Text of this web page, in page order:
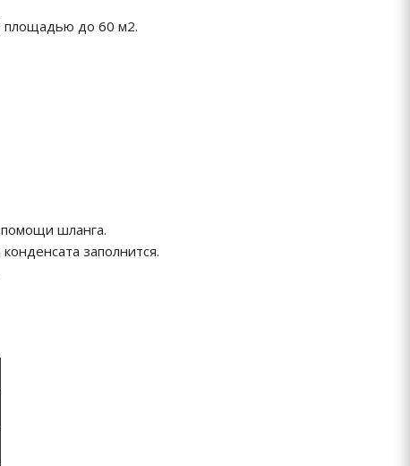
площадью до 60 м2.
помощи шланга.
заполнится.